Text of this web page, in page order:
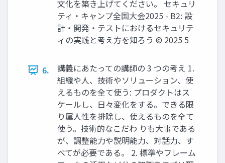
文化を築き上げてください。 セキュリ
ティ・キャンプ全国大会2025 - B2: 設
計・開発・テストにおけるセキュリテ
ィの実践と考え方を知ろう © 2025 5
6.
講義にあたっての講師の 3 つの考え 1.
組織や人、技術やソリューション、使
えるものを全て使う: プロダクトはス
ケールし、日々変化をする。できる限
り属人性を排除し、使えるものを全て
使う。技術的なこだわ りも大事である
が、調整能力や説明能力、対話力、す
べてが必要である。 2. 標準やフレーム